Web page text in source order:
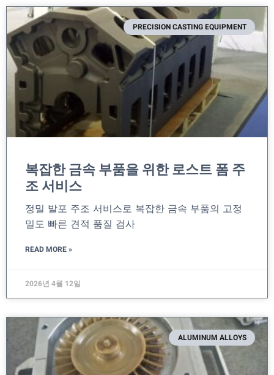
PRECISION CASTING EQUIPMENT
복잡한 금속 부품을 위한 로스트 폼 주
조 서비스
정밀 발포 주조 서비스로 복잡한 금속 부품의 고정
밀도 빠른 견적 품질 검사
READ MORE »
2026년 4월 12일
ALUMINUM ALLOYS